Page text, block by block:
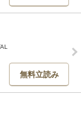
無料立読み